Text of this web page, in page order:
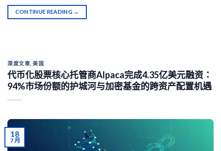
CONTINUE READING →
深度文章,美国
代币化股票核心托管商Alpaca完成4.35亿美元融资：
94%市场份额的护城河与加密基金的跨资产配置机遇
18
7 月